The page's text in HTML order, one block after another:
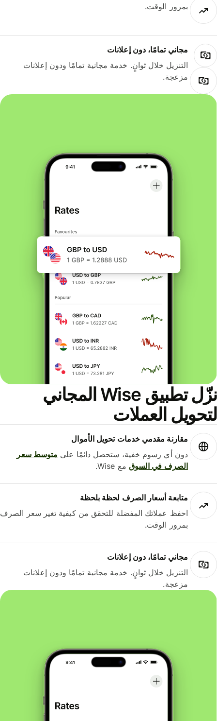
بمرور الوقت.
مجاني تمامًا، دون إعلانات
التنزيل خلال ثوانٍ. خدمة مجانية تمامًا ودون إعلانات
مزعجة.
نزّل تطبيق Wise المجاني
العملات
مقارنة مقدمي خدمات تحويل الأموال
دون أي رسوم خفية، ستحصل دائمًا علىمتوسط ​​سعر
الصرف في السوقمع Wise.
متابعة أسعار الصرف لحظة بلحظة
احفظ عملاتك المفضلة للتحقق من كيفية تغير سعر الصرف
بمرور الوقت.
مجاني تمامًا، دون إعلانات
التنزيل خلال ثوانٍ. خدمة مجانية تمامًا ودون إعلانات
مزعجة.